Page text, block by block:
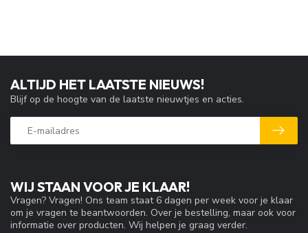
WIJ STAAN VOOR JE KLAAR!
Vragen? Vragen! Ons team staat 6 dagen per week voor je klaar
om je vragen te beantwoorden. Over je bestelling, maar ook voor
informatie over producten. Wij helpen je graag verder.
ALTIJD HET LAATSTE NIEUWS!
Blijf op de hoogte van de laatste nieuwtjes en acties.